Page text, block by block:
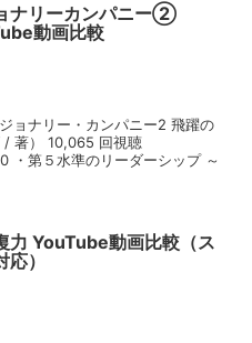
ナリーカンパニー②
動画比較
ョナリー・カンパニー2 飛躍の
/ 著） 10,065 回視聴
第５水準のリーダーシップ ～
力 YouTube動画比較（ス
応）